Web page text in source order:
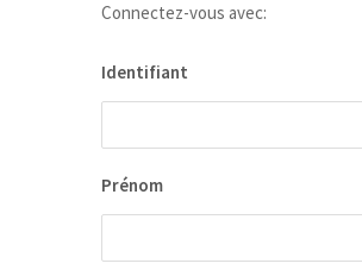
Connectez-vous avec:
Identifiant
Prénom